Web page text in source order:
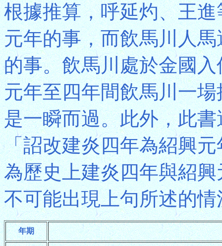
根據推算，呼延灼、王
元年的事，而飲馬川人
的事。飲馬川處於金國
元年至四年間飲馬川一
是一瞬而過。此外，此
「詔改建炎四年為紹興
為歷史上建炎四年與紹
不可能出現上句所述的情
年期